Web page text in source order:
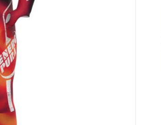
SU TUTTI I